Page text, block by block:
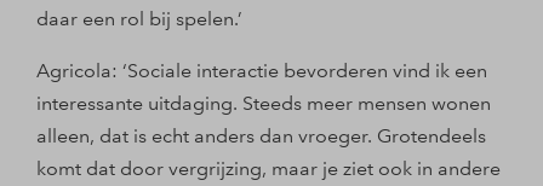
daar een rol bij spelen.’
Agricola: ‘Sociale interactie bevorderen vind ik een
interessante uitdaging. Steeds meer mensen wonen
alleen, dat is echt anders dan vroeger. Grotendeels
komt dat door vergrijzing, maar je ziet ook in andere